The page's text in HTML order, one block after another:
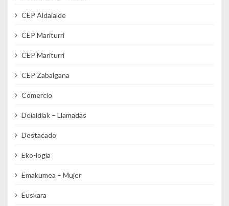
CEP Aldaialde
CEP Mariturri
CEP Mariturri
CEP Zabalgana
Comercio
Deialdiak – Llamadas
Destacado
Eko-logia
Emakumea – Mujer
Euskara